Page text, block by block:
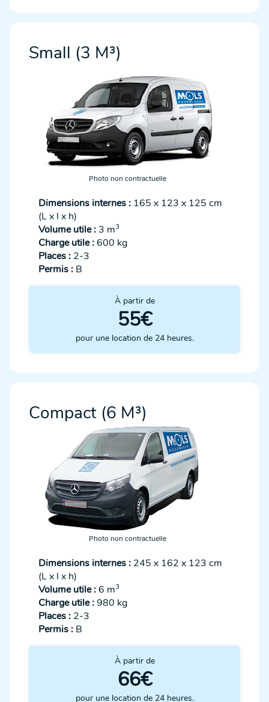
Small (3 M³)
Photo non contractuelle
Dimensions internes : 165 x 123 x 125 cm
(L x l x h)
Volume utile : 3 m3
Charge utile :600 kg
Places : 2-3
Permis : B
À partir de
55€
pour une location de 24 heures.
Compact (6 M³)
Photo non contractuelle
Dimensions internes : 245 x 162 x 123 cm
(L x l x h)
Volume utile :6 m3
Charge utile :980 kg
Places : 2-3
Permis : B
À partir de
66€
pour une location de 24 heures.